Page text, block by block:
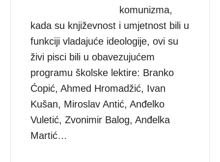
komunizma,
kada su književnost i umjetnost bili u
funkciji vladajuće ideologije, ovi su
živi pisci bili u obavezujućem
programu školske lektire: Branko
Ćopić, Ahmed Hromadžić, Ivan
Kušan, Miroslav Antić, Anđelko
Vuletić, Zvonimir Balog, Anđelka
Martić…